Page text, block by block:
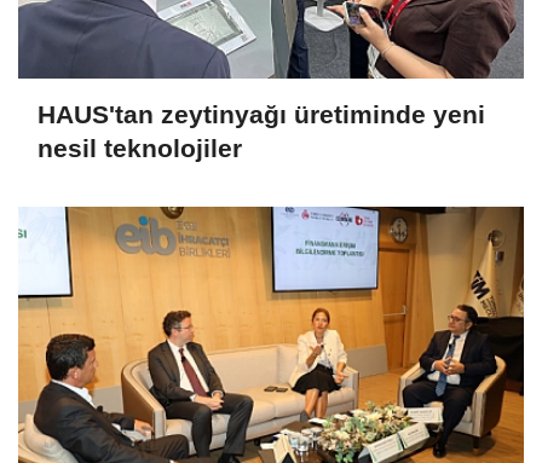
HAUS'tan zeytinyağı üretiminde yeni
nesil teknolojiler